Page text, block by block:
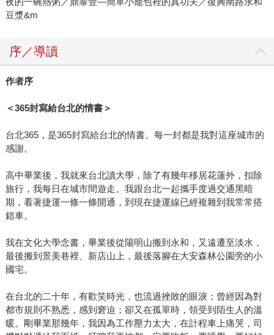
豆漿&m
序／導讀
作者序
＜365封寫給台北的情書＞
台北365，是365封寫給台北的情書。每一封都是我對這座城市的
感謝。
高中畢業後，我就來台北讀大學，除了有幾年移居花蓮外，扣除
旅行，我每日在城市間遊走。我跟台北一起攜手度過交通黑暗
期，看著捷運一條一條開通，到現在捷運線已經複雜到我常常搭
錯車。
我在文化大學念書，畢業後從陽明山搬到永和，又遠遷至淡水，
最後搬到景美巷裡、新店山上，最後落腳在大安森林公園旁的小
國宅。
在台北的二十年，有歡笑時光，也流過挫敗的眼淚；曾經因為對
都市規則不熟悉，感到窘迫；卻又在孤單時，領受到陌生人的溫
暖。剛畢業那幾年，我因為工作壓力太大，在計程車上痛哭，司